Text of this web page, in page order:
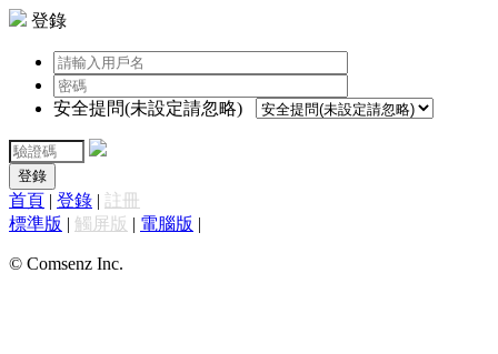
登錄
安全提問(未設定請忽略)
登錄
首頁 | 登錄 | 註冊
標準版 | 觸屏版 | 電腦版 |
© Comsenz Inc.